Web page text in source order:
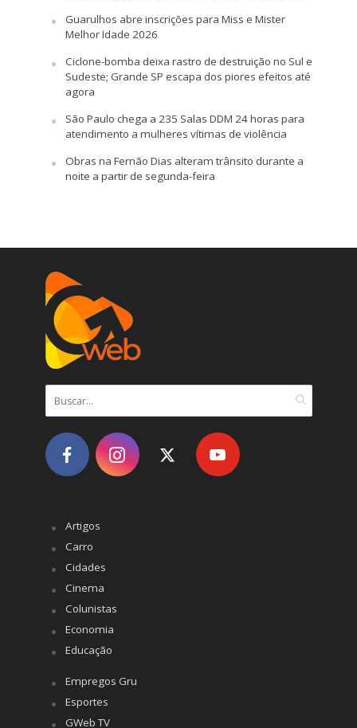
Guarulhos abre inscrições para Miss e Mister
Melhor Idade 2026
Ciclone-bomba deixa rastro de destruição no Sul e
Sudeste; Grande SP escapa dos piores efeitos até
agora
São Paulo chega a 235 Salas DDM 24 horas para
atendimento a mulheres vítimas de violência
Obras na Fernão Dias alteram trânsito durante a
noite a partir de segunda-feira
Artigos
Carro
Cidades
Cinema
Colunistas
Economia
Educação
Empregos Gru
Esportes
GWeb TV